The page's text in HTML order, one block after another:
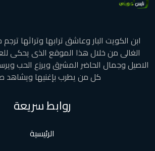
ابن الكويت البار وعاشق ترابها وتراثها
الغالى من خلال هذا الموقع الذى يحكى
الاصيل وجمال الحاضر المشرق ويرزع الحب
كل من يطرب بإغنيها ويشاهد
روابط سريعة
الرئيسية